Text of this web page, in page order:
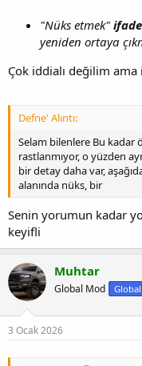
"Nüks etmek"
yeniden ortaya
Çok iddialı değilim ama
Defne' Alıntı:
Selam bilenlere Bu kadar
rastlanmıyor, o yüzden
bir detay daha var,
alanında nüks, bir
Senin yorumun kadar
keyifli
Muhtar
Global Mod
3 Ocak 2026